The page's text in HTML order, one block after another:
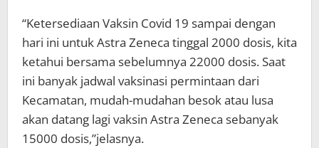
“Ketersediaan Vaksin Covid 19 sampai dengan
hari ini untuk Astra Zeneca tinggal 2000 dosis, kita
ketahui bersama sebelumnya 22000 dosis. Saat
ini banyak jadwal vaksinasi permintaan dari
Kecamatan, mudah-mudahan besok atau lusa
akan datang lagi vaksin Astra Zeneca sebanyak
15000 dosis,”jelasnya.